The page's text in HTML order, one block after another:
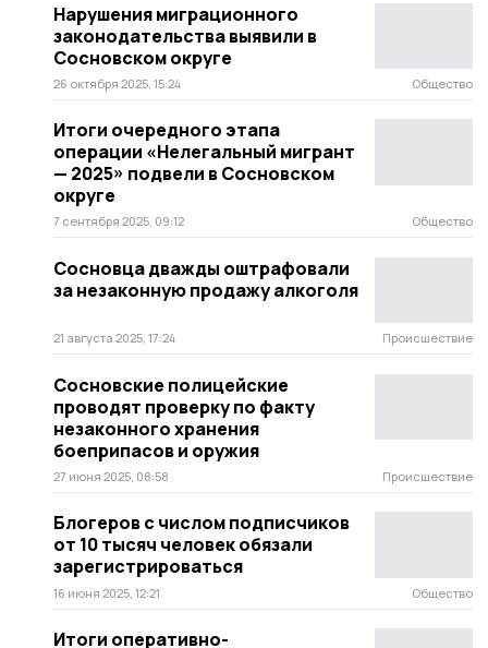
Нарушения миграционного
законодательства выявили в
Сосновском округе
26 октября 2025, 15:24 Общество
Итоги очередного этапа
операции «Нелегальный мигрант
— 2025» подвели в Сосновском
округе
7 сентября 2025, 09:12 Общество
Сосновца дважды оштрафовали
за незаконную продажу алкоголя
21 августа 2025, 17:24 Происшествие
Сосновские полицейские
проводят проверку по факту
незаконного хранения
боеприпасов и оружия
27 июня 2025, 08:58 Происшествие
Блогеров с числом подписчиков
от 10 тысяч человек обязали
зарегистрироваться
16 июня 2025, 12:21 Общество
Итоги оперативно-